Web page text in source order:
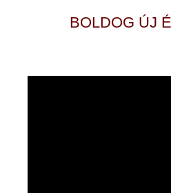
BOLDOG ÚJ